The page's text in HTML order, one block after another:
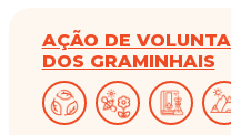
AÇÃO DE
DOS GRAMINHAIS